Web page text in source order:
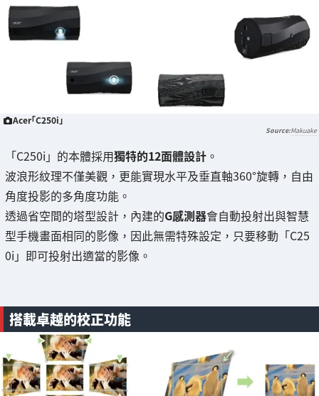
Acer「C250i」
Makuake
「C250i」的本體採用獨特的12面體設計 。
波浪形紋理不僅美觀，更能實現水平及垂直軸360°旋轉，自由
角度投影的多角度功能。
透過省空間的塔型設計，內建的G感測器會自動投射出與智慧
型手機畫面相同的影像，因此無需特殊設定，只要移動「C25
0i」即可投射出適當的影像。
搭載卓越的校正功能